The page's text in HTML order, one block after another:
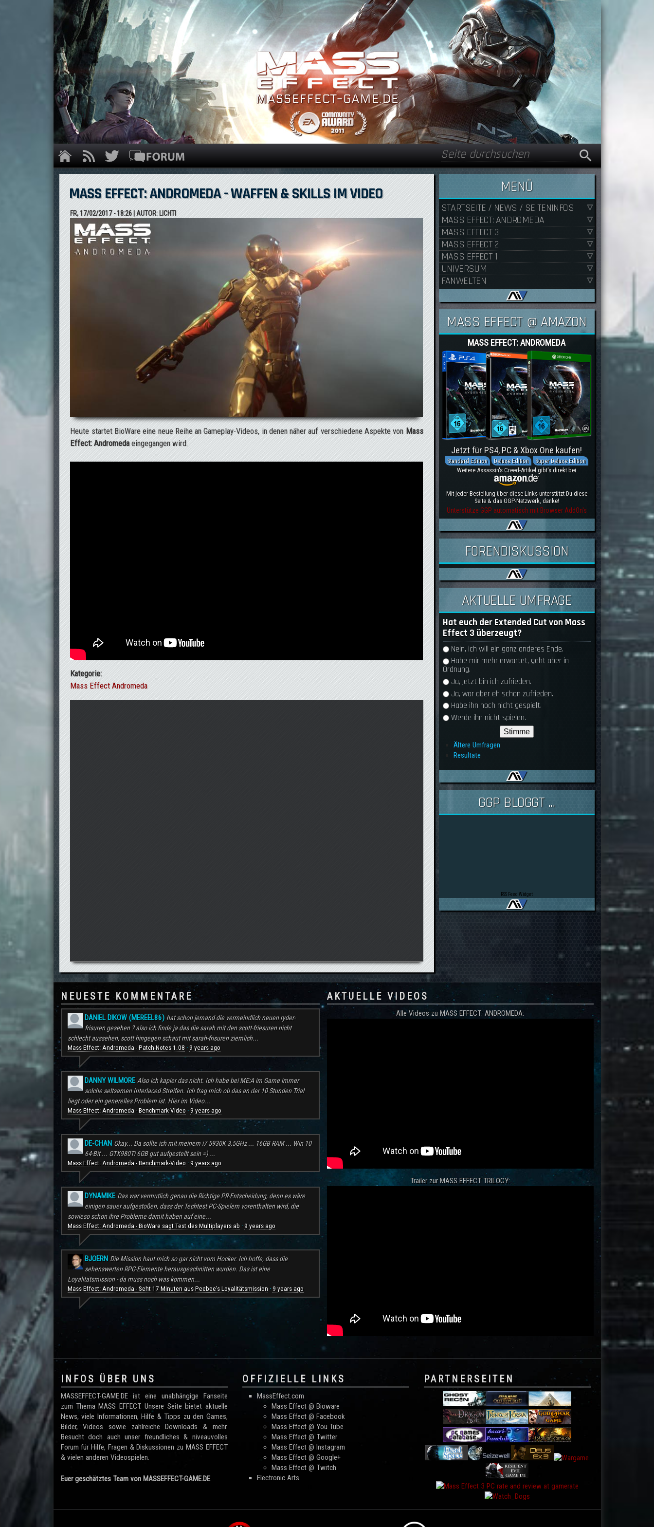
Direkt zum Inhalt
Suchformular
Suche
MASS EFFECT: ANDROMEDA - WAFFEN & SKILLS IM VIDEO
FR, 17/02/2017 - 18:26| AUTOR:LICHTI
Heute startet BioWare eine neue Reihe an Gameplay-Videos, in denen näher auf verschiedene Aspekte vonMass
Effect: Andromedaeingegangen wird.
Kategorie:
Mass Effect Andromeda
MENÜ
STARTSEITE / NEWS / SEITENINFOS
MASS EFFECT: ANDROMEDA
MASS EFFECT 3
MASS EFFECT 2
MASS EFFECT 1
UNIVERSUM
FANWELTEN
MASS EFFECT @ AMAZON
MASS EFFECT: ANDROMEDA
Jetzt für PS4, PC & Xbox One kaufen!
Standard Edition Deluxe Edition
Super Deluxe Edition
Weitere Assassin's Creed-Artikel gibt's direkt bei
Mit jeder Bestellung über diese Links unterstützt Du diese
Seite & das GGP-Netzwerk, danke!
Unterstütze GGP automatisch mit Browser AddOn's
FORENDISKUSSION
AKTUELLE UMFRAGE
Hat euch der Extended Cut von Mass
Effect 3 überzeugt?
Auswahlmöglichkeiten
Nein, ich will ein ganz anderes Ende.
Habe mir mehr erwartet, geht aber in
Ordnung.
Ja, jetzt bin ich zufrieden.
Ja, war aber eh schon zufrieden.
Habe ihn noch nicht gespielt.
Werde ihn nicht spielen.
Ältere Umfragen
Resultate
GGP BLOGGT ...
RSS Feed Widget
NEUESTE KOMMENTARE
DANIEL DIKOW (MEREEL86) hat schon jemand die vermeindlich neuen ryder-
frisuren gesehen ? also ich finde ja das die sarah mit den scott-friesuren nicht
schlecht aussehen, scott hingegen schaut mit sarah-frisuren ziemlich...
Mass Effect: Andromeda - Patch-Notes 1.08 · 9 years ago
DANNY WILMORE Also ich kapier das nicht. Ich habe bei ME:A im Game immer
solche seltsamen Interlaced Streifen. Ich frag mich ob das an der 10 Stunden Trial
liegt oder ein generelles Problem ist. Hier im Video...
Mass Effect: Andromeda - Benchmark-Video · 9 years ago
DE-CHAN Okay... Da sollte ich mit meinem i7 5930K 3,5GHz ... 16GB RAM ... Win 10
64-Bit ... GTX980Ti 6GB gut aufgestellt sein =) ...
Mass Effect: Andromeda - Benchmark-Video · 9 years ago
DYNAMIKE Das war vermutlich genau die Richtige PR-Entscheidung, denn es wäre
einigen sauer aufgestoßen, dass der Techtest PC-Spielern vorenthalten wird, die
sowieso schon ihre Probleme damit haben auf eine...
Mass Effect: Andromeda - BioWare sagt Test des Multiplayers ab · 9 years ago
BJOERN Die Mission haut mich so gar nicht vom Hocker. Ich hoffe, dass die
sehenswerten RPG-Elemente herausgeschnitten wurden. Das ist eine
Loyalitätsmission - da muss noch was kommen...
Mass Effect: Andromeda - Seht 17 Minuten aus Peebee's Loyalitätsmission · 9 years ago
AKTUELLE VIDEOS
Alle Videos zu MASS EFFECT: ANDROMEDA:
Trailer zur MASS EFFECT TRILOGY:
.
INFOS ÜBER UNS
MASSEFFECT-GAME.DE ist eine unabhängige Fanseite
zum Thema MASS EFFECT. Unsere Seite bietet aktuelle
News, viele Informationen, Hilfe & Tipps zu den Games,
Bilder, Videos sowie zahlreiche Downloads & mehr.
Besucht doch auch unser freundliches & niveauvolles
Forum für Hilfe, Fragen & Diskussionen zu MASS EFFECT
& vielen anderen Videospielen.
Euer geschätztes Team von MASSEFFECT-GAME.DE
OFFIZIELLE LINKS
MassEffect.com
Mass Effect @ Bioware
Mass Effect @ Facebook
Mass Effect @ You Tube
Mass Effect @ Twitter
Mass Effect @ Instagram
Mass Effect @ Google+
Mass Effect @ Twitch
Electronic Arts
PARTNERSEITEN